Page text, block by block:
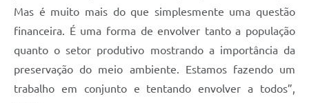
Mas é muito mais do que simplesmente uma questão
financeira. É uma forma de envolver tanto a população
quanto o setor produtivo mostrando a importância da
preservação do meio ambiente. Estamos fazendo um
trabalho em conjunto e tentando envolver a todos”,